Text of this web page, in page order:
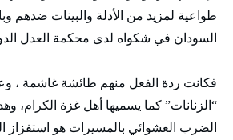
طواعية لمزيد من الأدلة والبينات ضدهم
السودان في شكواه لدى محكمة العدل
فكانت ردة الفعل منهم طائشة غاشمة ،
“الزنانات” كما يسميها أهل غزة الكرام،
الضرب العشوائي بالمسيرات هو استفزاز